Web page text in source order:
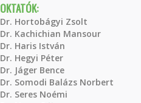
OKTATÓK:
Dr. Hortobágyi Zsolt
Dr. Kachichian Mansour
Dr. Haris István
Dr. Hegyi Péter
Dr. Jáger Bence
Dr. Somodi Balázs Norbert
Dr. Seres Noémi